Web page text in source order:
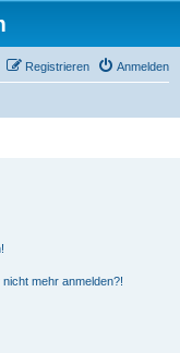
Anmelden
Registrieren
mehr anmelden?!